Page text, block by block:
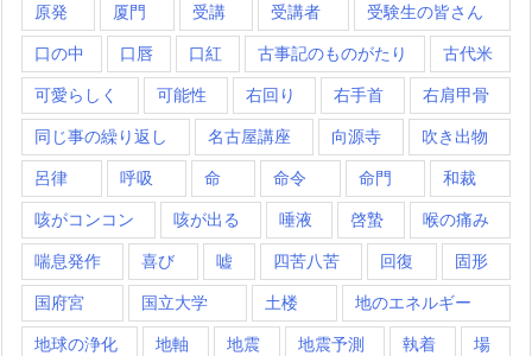
原発 厦門 受講 受講者 受験生の皆さん
口の中 口唇 口紅 古事記のものがたり 古代米
可愛らしく 可能性 右回り 右手首 右肩甲骨
同じ事の繰り返し 名古屋講座 向源寺 吹き出物
呂律 呼吸 命 命令 命門 和裁
咳がコンコン 咳が出る 唾液 啓蟄 喉の痛み
喘息発作 喜び 嘘 四苦八苦 回復 固形
国府宮 国立大学 土楼 地のエネルギー
地球の浄化 地軸 地震 地震予測 執着 場